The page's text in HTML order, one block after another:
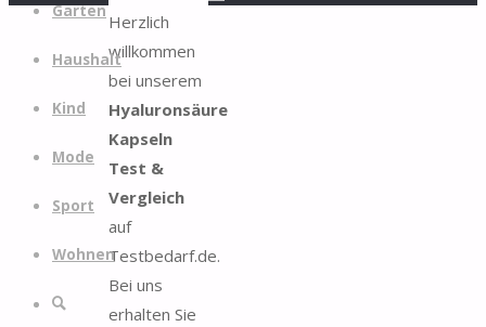
Garten
Haushalt
Kind
Mode
Sport
Wohnen
Herzlich
willkommen
bei unserem
Hyaluronsäure
Kapseln
Test &
Vergleich
auf
Testbedarf.de.
Bei uns
erhalten Sie